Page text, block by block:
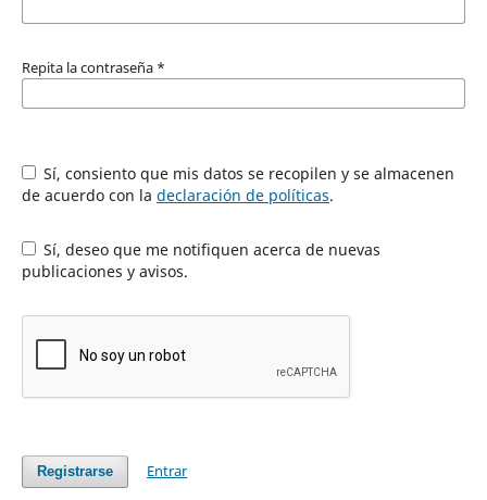
Repita la contraseña *
Sí, consiento que mis datos se recopilen y se almacenen
de acuerdo con la declaración de políticas.
Sí, deseo que me notifiquen acerca de nuevas
publicaciones y avisos.
Registrarse Entrar